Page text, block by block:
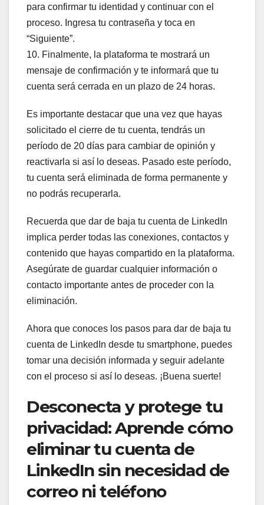
para confirmar tu identidad y continuar con el
proceso. Ingresa tu contraseña y toca en
“Siguiente”.
10. Finalmente, la plataforma te mostrará un
mensaje de confirmación y te informará que tu
cuenta será cerrada en un plazo de 24 horas.
Es importante destacar que una vez que hayas
solicitado el cierre de tu cuenta, tendrás un
período de 20 días para cambiar de opinión y
reactivarla si así lo deseas. Pasado este período,
tu cuenta será eliminada de forma permanente y
no podrás recuperarla.
Recuerda que dar de baja tu cuenta de LinkedIn
implica perder todas las conexiones, contactos y
contenido que hayas compartido en la plataforma.
Asegúrate de guardar cualquier información o
contacto importante antes de proceder con la
eliminación.
Ahora que conoces los pasos para dar de baja tu
cuenta de LinkedIn desde tu smartphone, puedes
tomar una decisión informada y seguir adelante
con el proceso si así lo deseas. ¡Buena suerte!
Desconecta y protege tu
privacidad: Aprende cómo
eliminar tu cuenta de
LinkedIn sin necesidad de
correo ni teléfono